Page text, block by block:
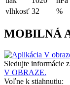
vlhkosť 32 %
MOBILNÁ
Sledujte informácie
V OBRAZE.
Voľne k stiahnutiu: